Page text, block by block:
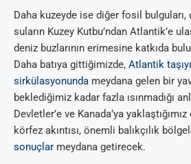
Daha kuzeyde ise diğer fosil bulguları,
suların Kuzey Kutbu’ndan Atlantik’e
deniz buzlarının erimesine katkıda
Daha batıya gittiğimizde, Atlantik
sirkülasyonunda meydana gelen bir
beklediğimiz kadar fazla ısınmadığı
Devletler’e ve Kanada’ya
körfez akıntısı, önemli balıkçılık
sonuçlar meydana getirecek.